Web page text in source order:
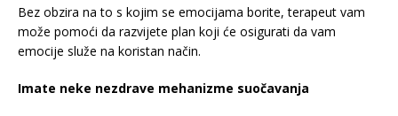
Bez obzira na to s kojim se emocijama borite, terapeut vam
može pomoći da razvijete plan koji će osigurati da vam
emocije služe na koristan način.
Imate neke nezdrave mehanizme suočavanja